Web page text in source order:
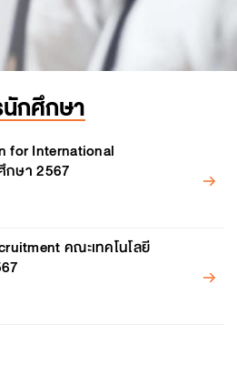
กศึกษา
for International
กษา 2567
คณะเทคโนโลยี
” (Manage Permissions) ให้ระบุ
นประจำและไม่ต้องการให้จัดเก็บคุกกี้
จากนั้นเลือก Safari
และความปลอดภัย" (Privacy and
” (Block all cookies)